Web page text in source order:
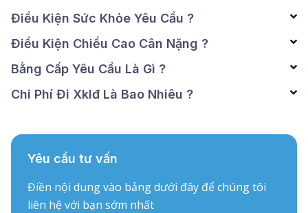
Điều Kiện Sức Khỏe Yêu Cầu ?
Điều Kiện Chiều Cao Cân Nặng ?
Bằng Cấp Yêu Cầu Là Gì ?
Chi Phí Đi Xklđ Là Bao Nhiêu ?
Yêu cầu tư vấn
Điền nội dung vào bảng dưới đây để chúng tôi
liên hệ với bạn sớm nhất